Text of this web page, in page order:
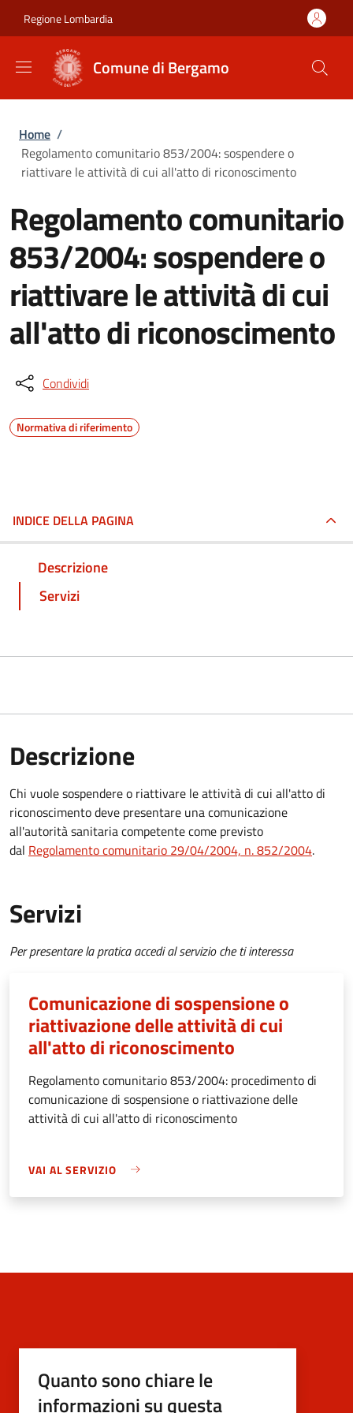
Regione Lombardia
Comune di Bergamo
Briciole di pane
Home /
Regolamento comunitario 853/2004: sospendere o
riattivare le attività di cui all'atto di riconoscimento
Regolamento comunitario
853/2004: sospendere o
riattivare le attività di cui
all'atto di riconoscimento
Condividi
Normativa di riferimento
INDICE DELLA PAGINA
Descrizione
Servizi
Descrizione
Chi vuole sospendere o riattivare le attività di cui all'atto di
riconoscimento deve presentare una comunicazione
all'autorità sanitaria competente come previsto
dal Regolamento comunitario 29/04/2004, n. 852/2004.
Servizi
Per presentare la pratica accedi al servizio che ti interessa
Comunicazione di sospensione o
riattivazione delle attività di cui
all'atto di riconoscimento
Regolamento comunitario 853/2004: procedimento di
comunicazione di sospensione o riattivazione delle
attività di cui all'atto di riconoscimento
VAI AL SERVIZIO
Quanto sono chiare le
informazioni su questa